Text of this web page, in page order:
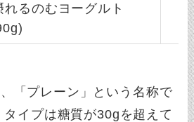
るのむヨーグルト
「プレーン」という名称で
イプは糖質が30gを超えて